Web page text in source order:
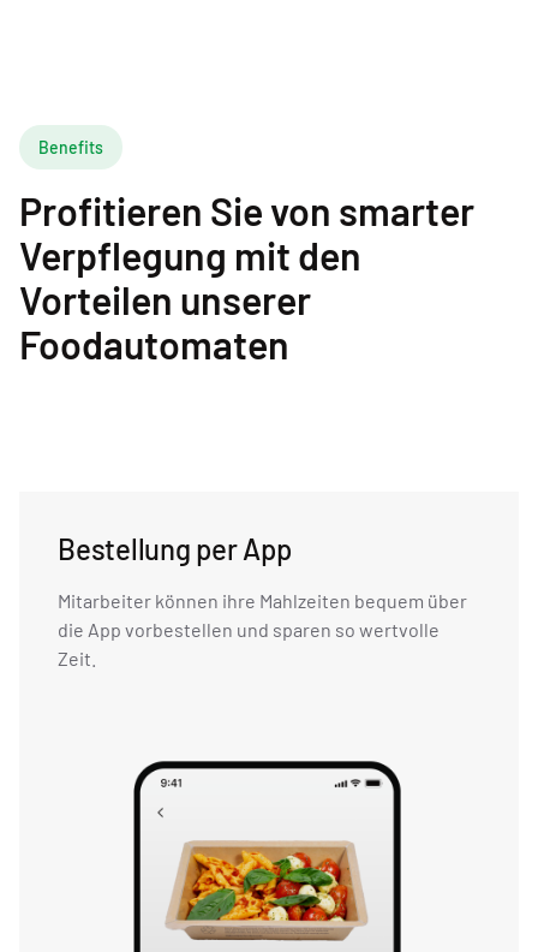
Benefits
Profitieren Sie von smarter
Verpflegung mit den
Vorteilen unserer
Foodautomaten
Bestellung per App
Mitarbeiter können ihre Mahlzeiten bequem über
die App vorbestellen und sparen so wertvolle
Zeit.